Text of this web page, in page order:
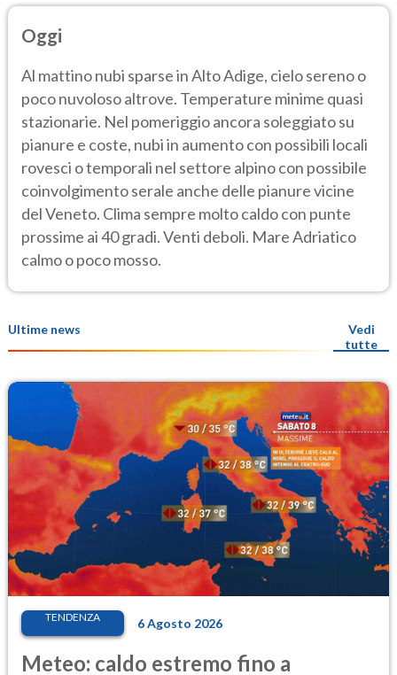
Oggi
Al mattino nubi sparse in Alto Adige, cielo sereno o
poco nuvoloso altrove. Temperature minime quasi
stazionarie. Nel pomeriggio ancora soleggiato su
pianure e coste, nubi in aumento con possibili locali
rovesci o temporali nel settore alpino con possibile
coinvolgimento serale anche delle pianure vicine
del Veneto. Clima sempre molto caldo con punte
prossime ai 40 gradi. Venti deboli. Mare Adriatico
calmo o poco mosso.
Ultime news
Vedi
tutte
TENDENZA 6 Agosto 2026
Meteo: caldo estremo fino a